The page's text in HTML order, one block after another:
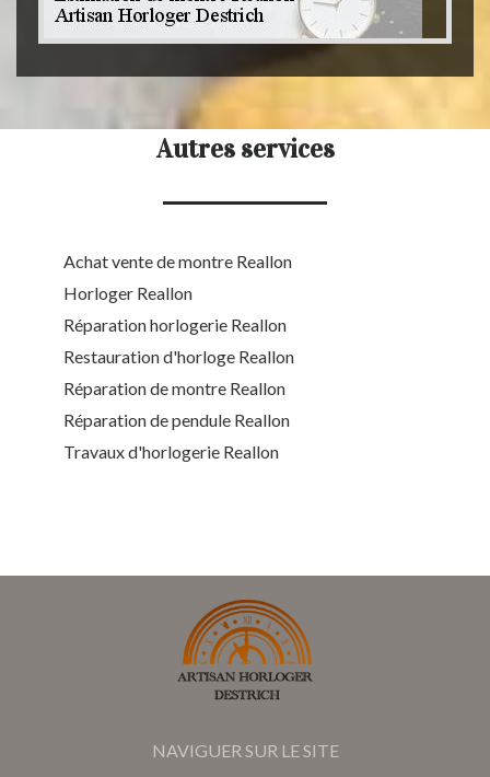
Autres services
Achat vente de montre Reallon
Horloger Reallon
Réparation horlogerie Reallon
Restauration d'horloge Reallon
Réparation de montre Reallon
Réparation de pendule Reallon
Travaux d'horlogerie Reallon
NAVIGUER SUR LE SITE